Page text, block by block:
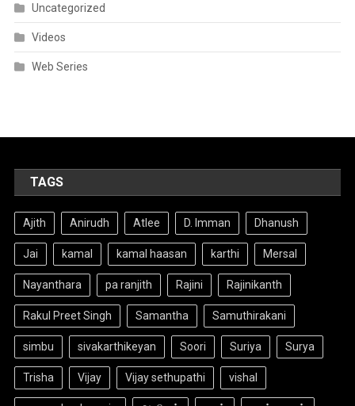
Uncategorized
Videos
Web Series
TAGS
Ajith Anirudh Atlee D. Imman Dhanush
Jai kamal kamal haasan karthi Mersal
Nayanthara pa ranjith Rajini Rajinikanth
Rakul Preet Singh Samantha Samuthirakani
simbu sivakarthikeyan Soori Suriya Surya
Trisha Vijay Vijay sethupathi vishal